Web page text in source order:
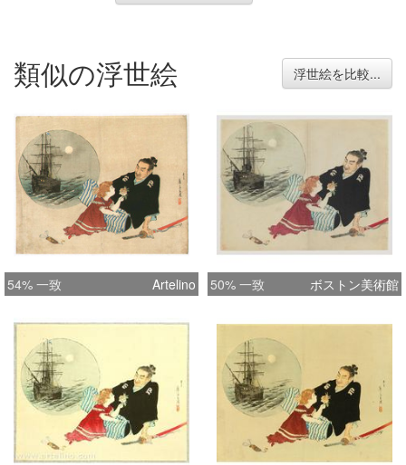
類似の浮世絵 浮世絵を比較...
54% 一致 Artelino 50% 一致 ボストン美術館